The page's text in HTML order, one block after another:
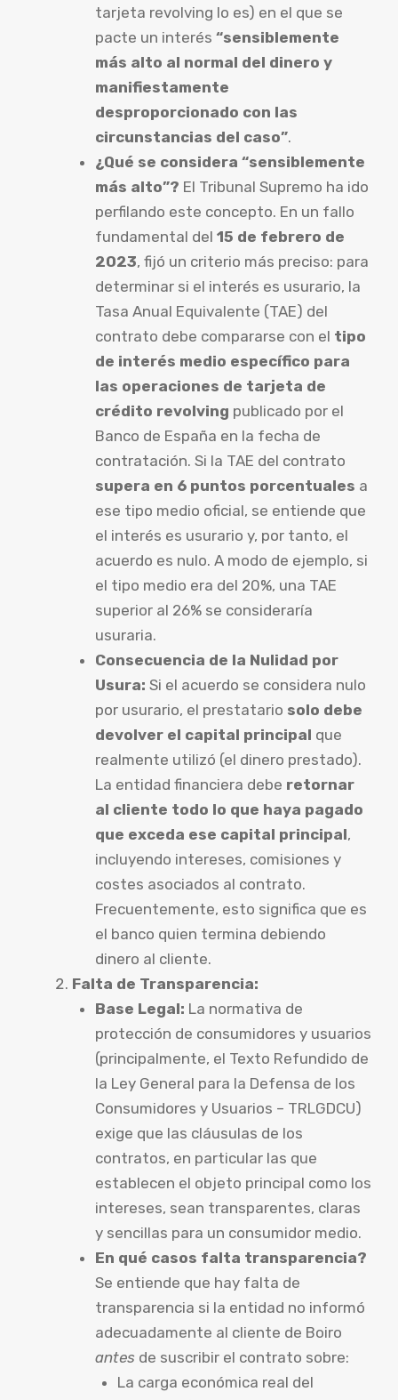
tarjeta revolving lo es) en el que se
pacte un interés “sensiblemente
más alto al normal del dinero y
manifiestamente
desproporcionado con las
circunstancias del caso”.
¿Qué se considera “sensiblemente
más alto”? El Tribunal Supremo ha ido
perfilando este concepto. En un fallo
fundamental del 15 de febrero de
2023, fijó un criterio más preciso: para
determinar si el interés es usurario, la
Tasa Anual Equivalente (TAE) del
contrato debe compararse con el tipo
de interés medio específico para
las operaciones de tarjeta de
crédito revolving publicado por el
Banco de España en la fecha de
contratación. Si la TAE del contrato
supera en 6 puntos porcentuales a
ese tipo medio oficial, se entiende que
el interés es usurario y, por tanto, el
acuerdo es nulo. A modo de ejemplo, si
el tipo medio era del 20%, una TAE
superior al 26% se consideraría
usuraria.
Consecuencia de la Nulidad por
Usura: Si el acuerdo se considera nulo
por usurario, el prestatario solo debe
devolver el capital principal que
realmente utilizó (el dinero prestado).
La entidad financiera debe retornar
al cliente todo lo que haya pagado
que exceda ese capital principal,
incluyendo intereses, comisiones y
costes asociados al contrato.
Frecuentemente, esto significa que es
el banco quien termina debiendo
dinero al cliente.
Falta de Transparencia:
Base Legal: La normativa de
protección de consumidores y usuarios
(principalmente, el Texto Refundido de
la Ley General para la Defensa de los
Consumidores y Usuarios – TRLGDCU)
exige que las cláusulas de los
contratos, en particular las que
establecen el objeto principal como los
intereses, sean transparentes, claras
y sencillas para un consumidor medio.
En qué casos falta transparencia?
Se entiende que hay falta de
transparencia si la entidad no informó
adecuadamente al cliente de Boiro
antes de suscribir el contrato sobre:
La carga económica real del